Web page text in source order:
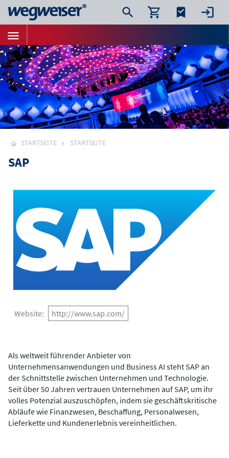
STARTSEITE STARTSEITE
SAP
Website http://www.sap.com/
Als weltweit führender Anbieter von
Unternehmensanwendungen und Business AI steht SAP an
der Schnittstelle zwischen Unternehmen und Technologie.
Seit über 50 Jahren vertrauen Unternehmen auf SAP, um ihr
volles Potenzial auszuschöpfen, indem sie geschäftskritische
Abläufe wie Finanzwesen, Beschaffung, Personalwesen,
Lieferkette und Kundenerlebnis vereinheitlichen.